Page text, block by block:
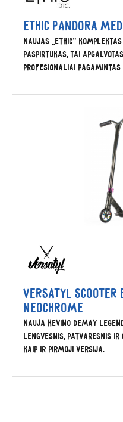
Ethic Pandora
Naujas „Ethic“
paspirtukas, tai
profesionaliai pagamintas
Versatyl scooter
neochrome
Nauja Kevino Demay
Lengvesnis, patvaresnis
kaip ir pirmoji versija.